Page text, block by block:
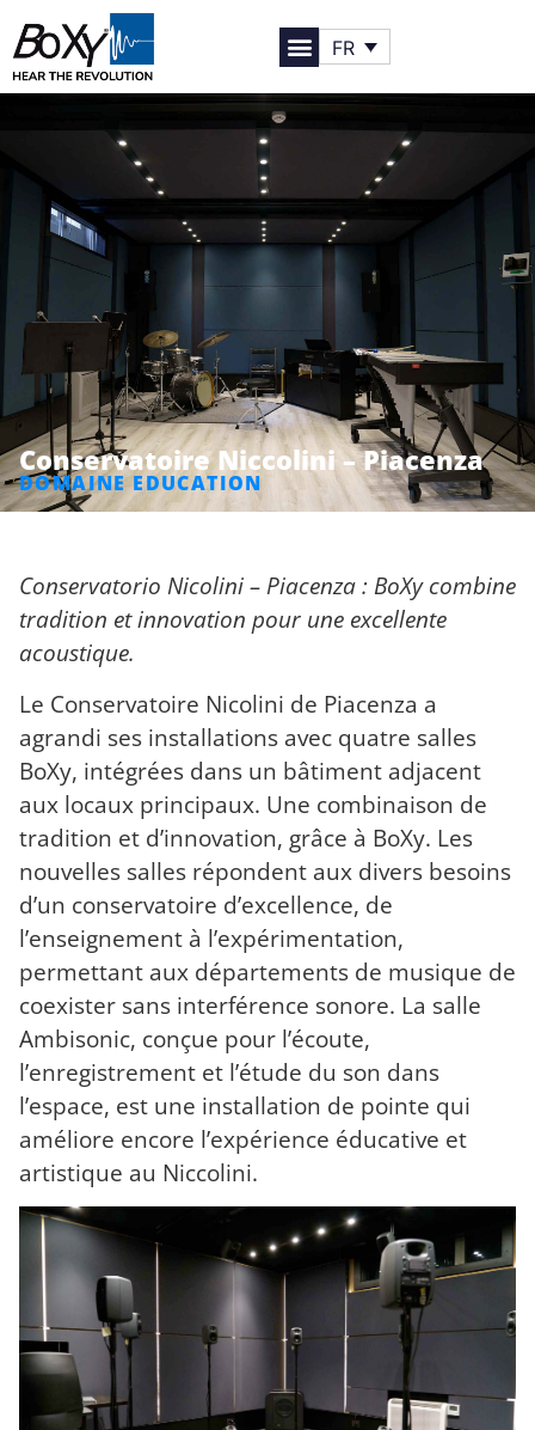
FR
Conservatoire Niccolini – Piacenza
DOMAINE EDUCATION
Conservatorio Nicolini – Piacenza : BoXy combine
tradition et innovation pour une excellente
acoustique.
Le Conservatoire Nicolini de Piacenza a
agrandi ses installations avec quatre salles
BoXy, intégrées dans un bâtiment adjacent
aux locaux principaux. Une combinaison de
tradition et d’innovation, grâce à BoXy. Les
nouvelles salles répondent aux divers besoins
d’un conservatoire d’excellence, de
l’enseignement à l’expérimentation,
permettant aux départements de musique de
coexister sans interférence sonore. La salle
Ambisonic, conçue pour l’écoute,
l’enregistrement et l’étude du son dans
l’espace, est une installation de pointe qui
améliore encore l’expérience éducative et
artistique au Niccolini.